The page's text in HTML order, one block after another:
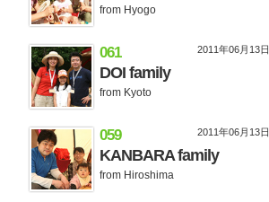
from Hyogo
2011年06月13日
061
DOI family
from Kyoto
2011年06月13日
059
KANBARA family
from Hiroshima